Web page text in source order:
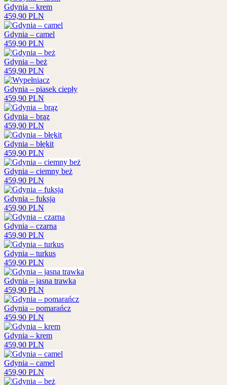
Gdynia – krem
459,90 PLN
Gdynia – camel
459,90 PLN
Gdynia – beż
459,90 PLN
Gdynia – piasek ciepły
459,90 PLN
Gdynia – brąz
459,90 PLN
Gdynia – błękit
459,90 PLN
Gdynia – ciemny beż
459,90 PLN
Gdynia – fuksja
459,90 PLN
Gdynia – czarna
459,90 PLN
Gdynia – turkus
459,90 PLN
Gdynia – jasna trawka
459,90 PLN
Gdynia – pomarańcz
459,90 PLN
Gdynia – krem
459,90 PLN
Gdynia – camel
459,90 PLN